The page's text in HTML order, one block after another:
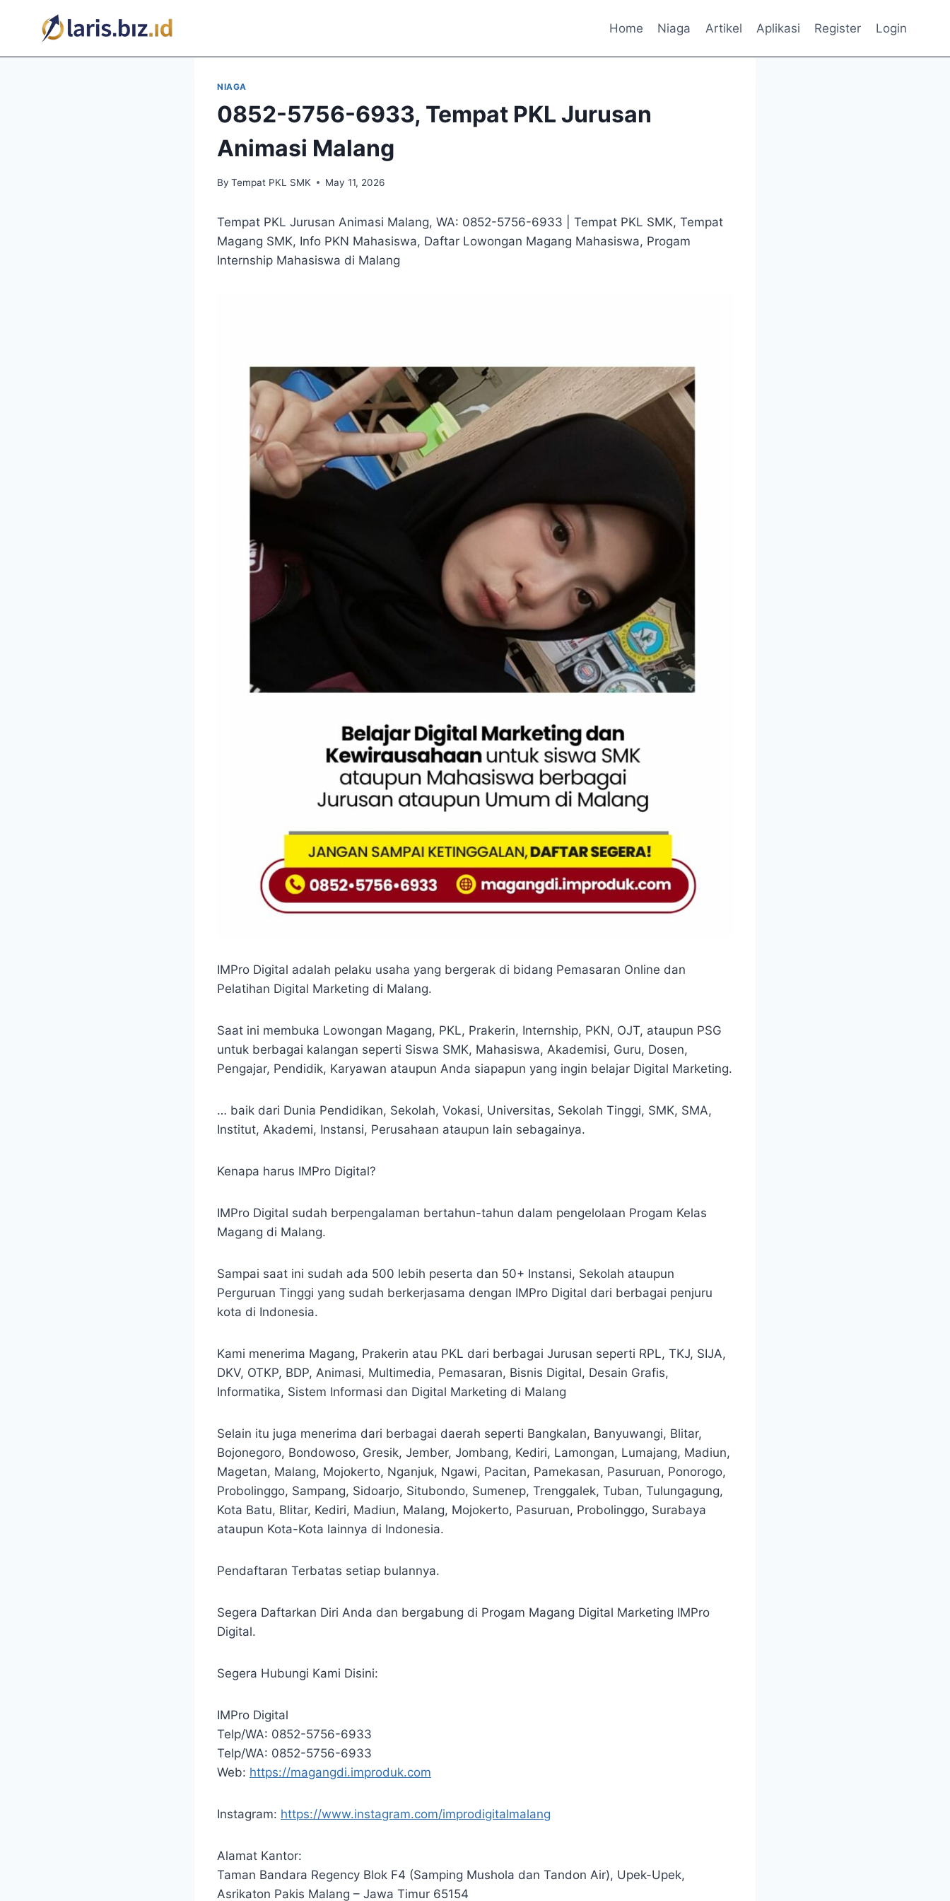
content
Home Niaga Artikel Aplikasi Register Login
NIAGA
0852-5756-6933, Tempat PKL Jurusan
Animasi Malang
By Tempat PKL SMK May 11, 2026
Tempat PKL Jurusan Animasi Malang, WA: 0852-5756-6933 | Tempat PKL SMK, Tempat
Magang SMK, Info PKN Mahasiswa, Daftar Lowongan Magang Mahasiswa, Progam
Internship Mahasiswa di Malang
IMPro Digital adalah pelaku usaha yang bergerak di bidang Pemasaran Online dan
Pelatihan Digital Marketing di Malang.
Saat ini membuka Lowongan Magang, PKL, Prakerin, Internship, PKN, OJT, ataupun PSG
untuk berbagai kalangan seperti Siswa SMK, Mahasiswa, Akademisi, Guru, Dosen,
Pengajar, Pendidik, Karyawan ataupun Anda siapapun yang ingin belajar Digital Marketing.
… baik dari Dunia Pendidikan, Sekolah, Vokasi, Universitas, Sekolah Tinggi, SMK, SMA,
Institut, Akademi, Instansi, Perusahaan ataupun lain sebagainya.
Kenapa harus IMPro Digital?
IMPro Digital sudah berpengalaman bertahun-tahun dalam pengelolaan Progam Kelas
Magang di Malang.
Sampai saat ini sudah ada 500 lebih peserta dan 50+ Instansi, Sekolah ataupun
Perguruan Tinggi yang sudah berkerjasama dengan IMPro Digital dari berbagai penjuru
kota di Indonesia.
Kami menerima Magang, Prakerin atau PKL dari berbagai Jurusan seperti RPL, TKJ, SIJA,
DKV, OTKP, BDP, Animasi, Multimedia, Pemasaran, Bisnis Digital, Desain Grafis,
Informatika, Sistem Informasi dan Digital Marketing di Malang
Selain itu juga menerima dari berbagai daerah seperti Bangkalan, Banyuwangi, Blitar,
Bojonegoro, Bondowoso, Gresik, Jember, Jombang, Kediri, Lamongan, Lumajang, Madiun,
Magetan, Malang, Mojokerto, Nganjuk, Ngawi, Pacitan, Pamekasan, Pasuruan, Ponorogo,
Probolinggo, Sampang, Sidoarjo, Situbondo, Sumenep, Trenggalek, Tuban, Tulungagung,
Kota Batu, Blitar, Kediri, Madiun, Malang, Mojokerto, Pasuruan, Probolinggo, Surabaya
ataupun Kota-Kota lainnya di Indonesia.
Pendaftaran Terbatas setiap bulannya.
Segera Daftarkan Diri Anda dan bergabung di Progam Magang Digital Marketing IMPro
Digital.
Segera Hubungi Kami Disini:
IMPro Digital
Telp/WA: 0852-5756-6933
Telp/WA: 0852-5756-6933
Web: https://magangdi.improduk.com
Instagram: https://www.instagram.com/improdigitalmalang
Alamat Kantor:
Taman Bandara Regency Blok F4 (Samping Mushola dan Tandon Air), Upek-Upek,
Asrikaton Pakis Malang – Jawa Timur 65154